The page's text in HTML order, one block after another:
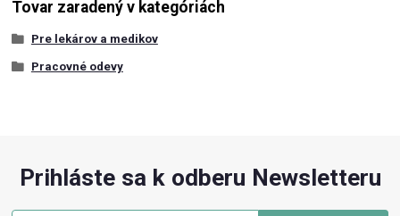
Tovar zaradený v kategóriách
Pre lekárov a medikov
Pracovné odevy
Prihláste sa k odberu Newsletteru